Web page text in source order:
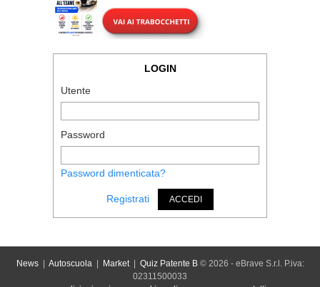
LOGIN
Utente
Password
Password dimenticata?
Registrati ACCEDI
News| Autoscuola| Market| Quiz Patente B© 2026 - eBrave S.r.l. P.iva:
02311500033